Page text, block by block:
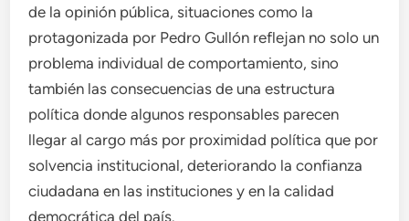
de la opinión pública, situaciones como la
protagonizada por Pedro Gullón reflejan no solo un
problema individual de comportamiento, sino
también las consecuencias de una estructura
política donde algunos responsables parecen
llegar al cargo más por proximidad política que por
solvencia institucional, deteriorando la confianza
ciudadana en las instituciones y en la calidad
democrática del país.